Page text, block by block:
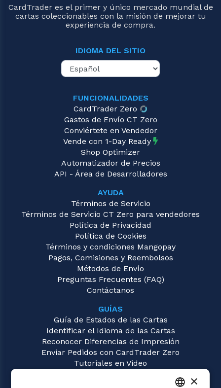
CardTrader es el primer y único mercado mundial de
cartas coleccionables con la misión de mejorar tu
experiencia de compra.
IDIOMA DEL SITIO
FUNCIONALIDADES
CardTrader Zero
Gastos de Envío CT Zero
Conviértete en Vendedor
Vende con 1-Day Ready
Shop Optimizer
Automatizador de Precios
API - Área de Desarrolladores
AYUDA
Términos de Servicio
Términos de Servicio CT Zero para vendedores
Política de Privacidad
Política de Cookies
Términos y condiciones Mangopay
Pagos, Comisiones y Reembolsos
Métodos de Envío
Preguntas Frecuentes (FAQ)
Contáctanos
GUÍAS
Guía de Estados de las Cartas
Identificar el Idioma de las Cartas
Reconocer Diferencias de Impresión
Enviar Pedidos con CardTrader Zero
Tutoriales en Video
×